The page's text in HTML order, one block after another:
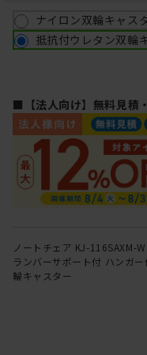
ナイロン双輪キャス
抵抗付ウレタン双輪
■【法人向け】無料見積
ノートチェア KJ-116SAXM-
ランバーサポート付 ハンガ
輪キャスター